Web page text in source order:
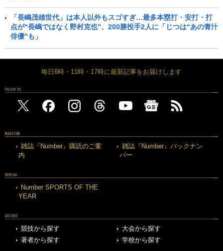
「長嶋茂雄世代」は本人以外もスゴすぎ…最多本塁打・安打・打
点が“長嶋ではなく野村克也”、200勝投手2人に「じつは“あの青汁
俳優”も」
毎日6時・11時・17時に最新記事をお届けします
FOLLOW US
MAGAZINE
雑誌『Number』購読のご案
内
雑誌『Number』バックナン
バー
SPECIAL
Number SPORTS OF THE
YEAR
ARCHIVE
競技から探す
大会から探す
著者から探す
学校から探す